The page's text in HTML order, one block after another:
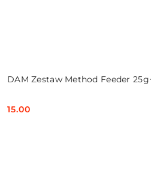
DAM Zestaw Method Feeder
Cena:
15.00